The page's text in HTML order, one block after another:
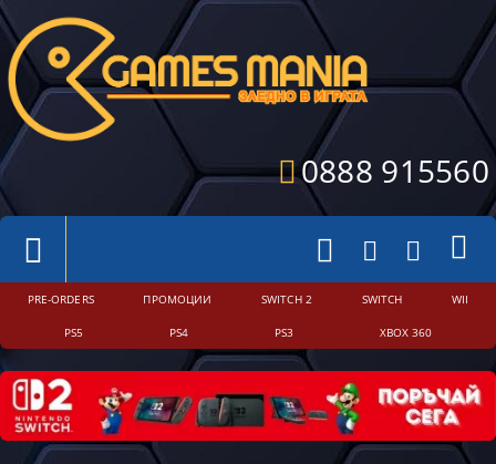
0888 915560
PRE-ORDERS ПРОМОЦИИ SWITCH 2 SWITCH WII
PS5 PS4 PS3 XBOX 360